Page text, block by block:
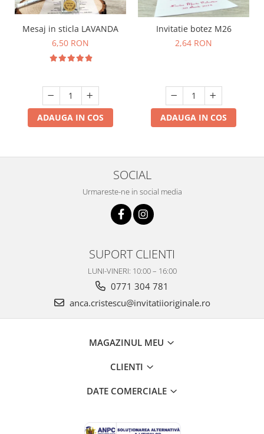
Mesaj in sticla LAVANDA
6,50 RON
ADAUGA IN COS
Invitatie botez M26
2,64 RON
ADAUGA IN COS
SOCIAL
Urmareste-ne in social media
SUPORT CLIENTI
LUNI-VINERI: 10:00 – 16:00
0771 304 781
anca.cristescu@invitatiioriginale.ro
MAGAZINUL MEU
CLIENTI
DATE COMERCIALE